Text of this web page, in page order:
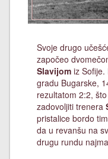
Svoje drugo
započeo
Slavijom iz Sofije.
gradu Bugarske,
rezultatom 2:2,
zadovoljiti trenera
pristalice bordo
da u revanšu na
drugu rundu